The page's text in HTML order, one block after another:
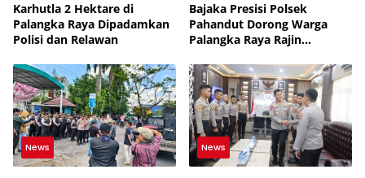
Karhutla 2 Hektare di
Palangka Raya Dipadamkan
Polisi dan Relawan
Bajaka Presisi Polsek
Pahandut Dorong Warga
Palangka Raya Rajin
News News